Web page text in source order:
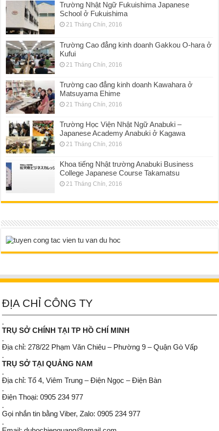
Trường Nhật Ngữ Fukuishima Japanese
School ở Fukuishima
21 Tháng Chín, 2016
Trường Cao đẳng kinh doanh Gakkou O-hara ở
Kufui
21 Tháng Chín, 2016
Trường cao đẳng kinh doanh Kawahara ở
Matsuyama Ehime
21 Tháng Chín, 2016
Trường Học Viện Nhật Ngữ Anabuki –
Japanese Academy Anabuki ở Kagawa
21 Tháng Chín, 2016
Khoa tiếng Nhật trường Anabuki Business
College Japanese Course Takamatsu
21 Tháng Chín, 2016
ĐỊA CHỈ CÔNG TY
.
TRỤ SỞ CHÍNH TẠI TP HỒ CHÍ MINH
.
Địa chỉ: 278/22 Phạm Văn Chiêu – Phường 9 – Quận Gò Vấp
.
TRỤ SỞ TẠI QUẢNG NAM
.
Địa chỉ: Tổ 4, Viêm Trung – Điện Ngọc – Điện Bàn
.
Điện Thoại: 0905 234 977
.
Gọi nhắn tin bằng Viber, Zalo: 0905 234 977
.